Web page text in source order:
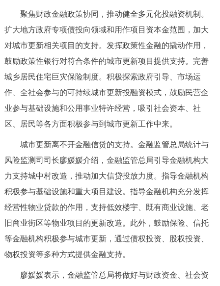
聚焦财政金融政策协同，推动健全多元化投融资机制。
扩大地方政府专项债投向领域和用作项目资本金范围，加大
对城市更新相关项目的支持。发挥政策性金融的撬动作用，
鼓励政策性银行对符合条件的城市更新项目提供支持。完善
城乡居民住宅巨灾保险制度。积极探索政府引导、市场运
作、全社会参与的可持续城市更新投融资模式，鼓励民营企
业参与基础设施和公用事业特许经营，吸引社会资本、社
区、居民等各方面积极参与到城市更新工作中来。
城市更新离不开金融信贷的支持。金融监管总局统计与
风险监测司司长廖媛媛介绍，金融监管总局引导金融机构大
力支持城中村改造，推动加大信贷投放力度。指导金融机构
积极参与基础设施和重大项目建设。指导金融机构充分发挥
经营性物业贷款的作用，支持低效楼宇、既有商业设施、老
旧商业街区等物业项目的更新改造。此外，鼓励保险、信托
等金融机构积极参与城市更新，通过债权投资、股权投资、
物权投资等多种方式提供金融支持。
廖媛媛表示，金融监管总局将做好与财政资金、社会资